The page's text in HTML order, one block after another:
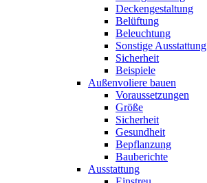
Deckengestaltung
Belüftung
Beleuchtung
Sonstige Ausstattung
Sicherheit
Beispiele
Außenvoliere bauen
Voraussetzungen
Größe
Sicherheit
Gesundheit
Bepflanzung
Bauberichte
Ausstattung